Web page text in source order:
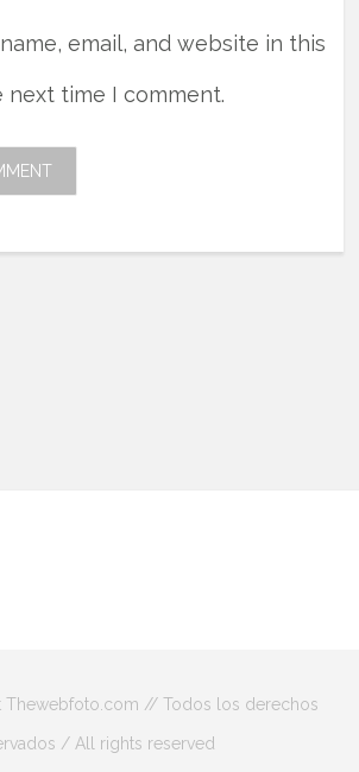
email, and website in this
time I comment.
// Todos los derechos
/ All rights reserved